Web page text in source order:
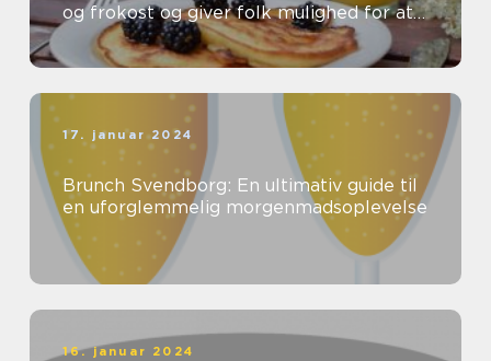
og frokost og giver folk mulighed for at
nyde en lækker og afslappet spiseop...
17. januar 2024
Brunch Svendborg: En ultimativ guide til
en uforglemmelig morgenmadsoplevelse
16. januar 2024